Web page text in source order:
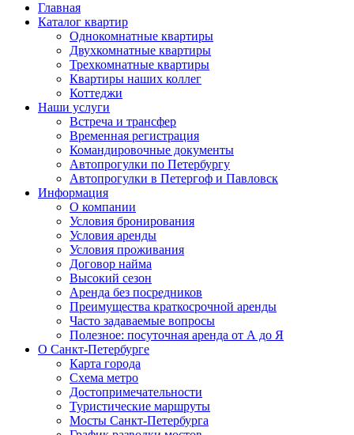
Главная
Каталог квартир
Однокомнатные квартиры
Двухкомнатные квартиры
Трехкомнатные квартиры
Квартиры наших коллег
Коттеджи
Наши услуги
Встреча и трансфер
Временная регистрация
Командировочные документы
Автопрогулки по Петербургу
Автопрогулки в Петергоф и Павловск
Информация
О компании
Условия бронирования
Условия аренды
Условия проживания
Договор найма
Высокий сезон
Аренда без посредников
Преимущества краткосрочной аренды
Часто задаваемые вопросы
Полезное: посуточная аренда от А до Я
О Санкт-Петербурге
Карта города
Схема метро
Достопримечательности
Туристические маршруты
Мосты Санкт-Петербурга